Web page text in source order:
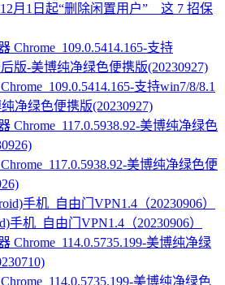
月1日起“删除闲置用户” 这 7 招保
支持win7/8/8.1
净绿色便携版(20230927)
美博纯净绿色便
手机_自由门VPN1.4（20230906）
美博纯净绿色